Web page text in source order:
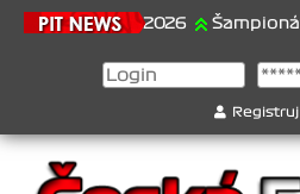
21.6.2026 Šampionát